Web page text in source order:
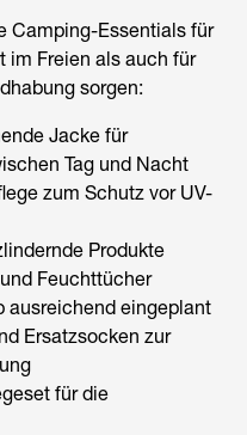
Camping-Essentials für
im Freien als auch für
sorgen:
Jacke für
Tag und Nacht
zum Schutz vor UV-
Produkte
Feuchttücher
ausreichend eingeplant
Ersatzsocken zur
für die